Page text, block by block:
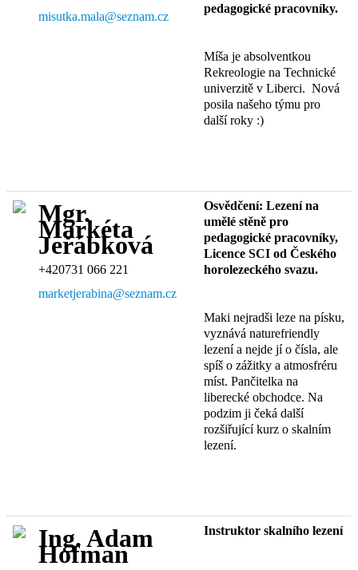
misutka.mala@seznam.cz
pedagogické pracovníky.
Míša je absolventkou
Rekreologie na Technické
univerzitě v Liberci. Nová
posila našeho týmu pro
další roky :)
Mgr.
Markéta
Jeřábková
+420731 066 221
marketjerabina@seznam.cz
Osvědčení: Lezení na
umělé stěně pro
pedagogické pracovníky,
Licence SCI od Českého
horolezeckého svazu.
Maki nejradši leze na písku,
vyznává naturefriendly
lezení a nejde jí o čísla, ale
spíš o zážitky a atmosfréru
míst. Pančitelka na
liberecké obchodce. Na
podzim ji čeká další
rozšiřující kurz o skalním
lezení.
Ing. Adam
Hofman
Instruktor skalního lezení